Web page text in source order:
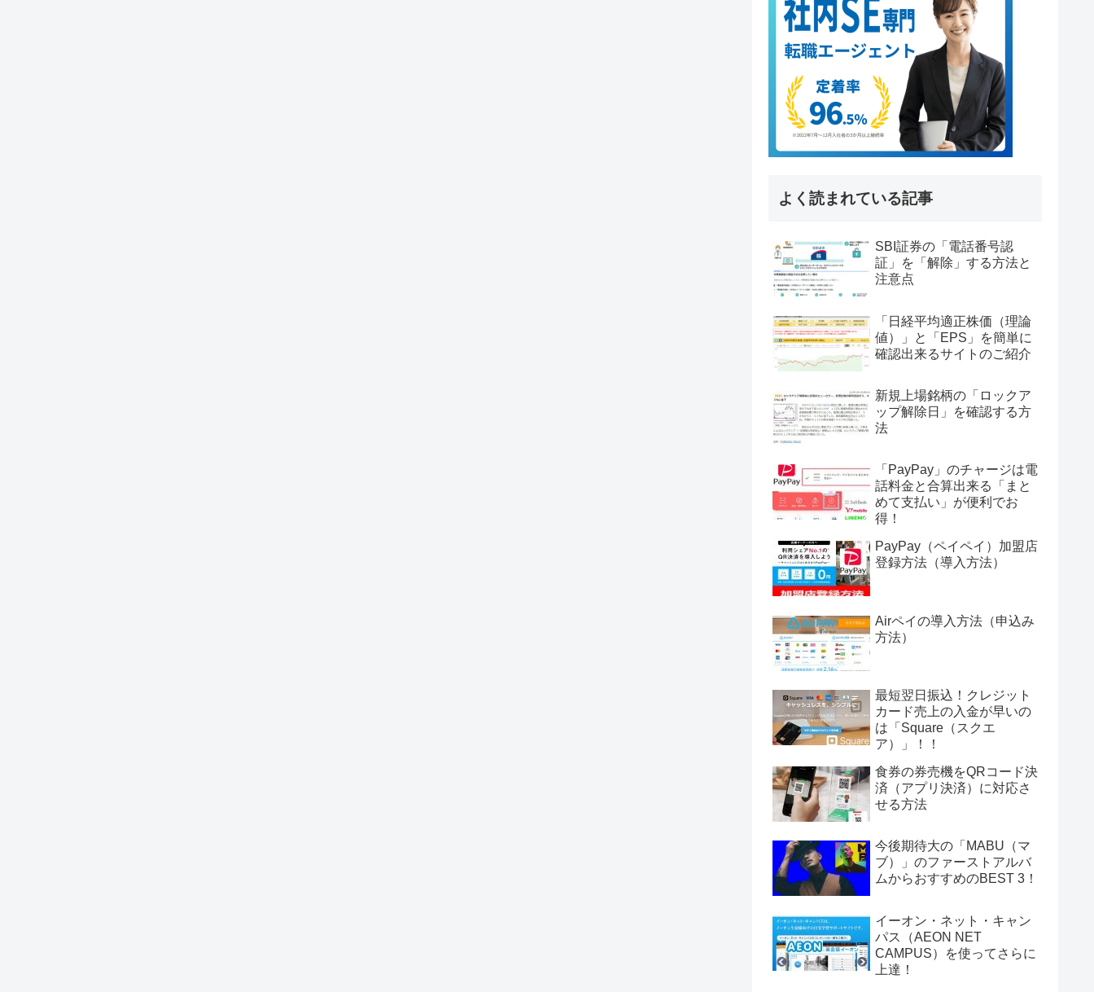
よく読まれている記事
SBI証券の「電話番号認
証」を「解除」する方法と
注意点
「日経平均適正株価（理論
値）」と「EPS」を簡単に
確認出来るサイトのご紹介
新規上場銘柄の「ロックア
ップ解除日」を確認する方
法
「PayPay」のチャージは電
話料金と合算出来る「まと
めて支払い」が便利でお
得！
PayPay（ペイペイ）加盟店
登録方法（導入方法）
Airペイの導入方法（申込み
方法）
最短翌日振込！クレジット
カード売上の入金が早いの
は「Square（スクエ
ア）」！！
食券の券売機をQRコード決
済（アプリ決済）に対応さ
せる方法
今後期待大の「MABU（マ
ブ）」のファーストアルバ
ムからおすすめのBEST 3！
イーオン・ネット・キャン
パス（AEON NET
CAMPUS）を使ってさらに
上達！